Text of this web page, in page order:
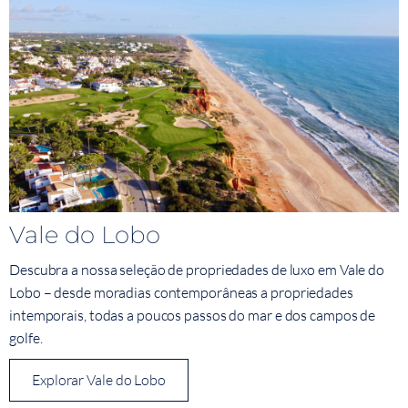
Vale do Lobo
Descubra a nossa seleção de propriedades de luxo em Vale do
Lobo – desde moradias contemporâneas a propriedades
intemporais, todas a poucos passos do mar e dos campos de
golfe.
Explorar Vale do Lobo